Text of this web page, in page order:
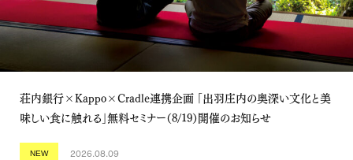
荘内銀行×Kappo×Cradle連携企画 「出羽庄内の奥深い文化と美
味しい食に触れる」無料セミナー（8/19）開催のお知らせ
NEW 2026.08.09